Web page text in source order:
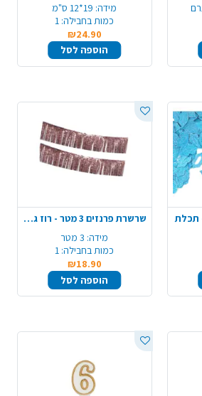
מידה: 19*12 ס"מ
כמות בחבילה: 1
₪24.90
הוספה לסל
תכלת
שרשרת פרנזים 3 מטר - רוז גולד
מידה: 3 מטר
כמות בחבילה: 1
₪18.90
הוספה לסל